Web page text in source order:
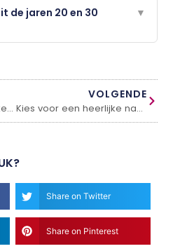
de jaren 20 en 30
▼
Zilver bestek schoonmaken op een manier dat het er extra chique uitziet
VOLGENDE
Kies voor een heerlijke nachtrust met een gestoffeerd bed
Share on Twitter
Share on Pinterest